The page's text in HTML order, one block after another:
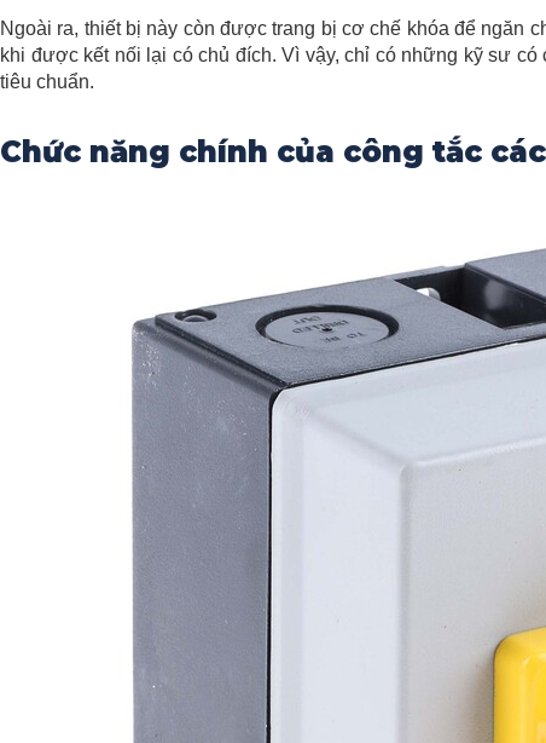
Ngoài ra, thiết bị này còn được trang bị cơ chế khóa để ngăn
khi được kết nối lại có chủ đích. Vì vậy, chỉ có những kỹ sư
tiêu chuẩn.
Chức năng chính của công tắc